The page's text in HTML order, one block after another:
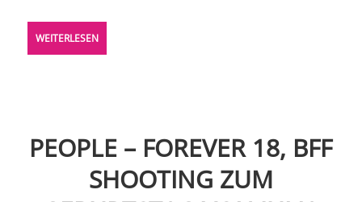
WEITERLESEN
PEOPLE – FOREVER 18, BFF
SHOOTING ZUM